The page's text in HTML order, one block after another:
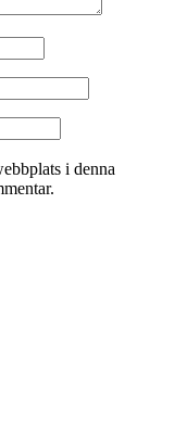
i denna